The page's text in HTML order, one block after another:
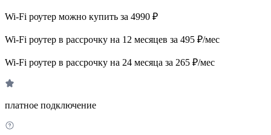
Wi-Fi роутер можно купить за 4990 ₽
Wi-Fi роутер в рассрочку на 12 месяцев за 495 ₽/мес
Wi-Fi роутер в рассрочку на 24 месяца за 265 ₽/мес
платное подключение